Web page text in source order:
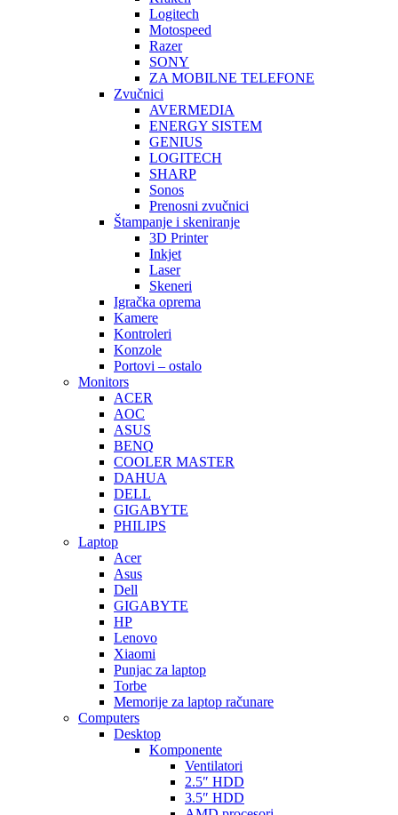
Logitech
Motospeed
Razer
SONY
ZA MOBILNE TELEFONE
Zvučnici
AVERMEDIA
ENERGY SISTEM
GENIUS
LOGITECH
SHARP
Sonos
Prenosni zvučnici
Štampanje i skeniranje
3D Printer
Inkjet
Laser
Skeneri
Igračka oprema
Kamere
Kontroleri
Konzole
Portovi – ostalo
Monitors
ACER
AOC
ASUS
BENQ
COOLER MASTER
DAHUA
DELL
GIGABYTE
PHILIPS
Laptop
Acer
Asus
Dell
GIGABYTE
HP
Lenovo
Xiaomi
Punjac za laptop
Torbe
Memorije za laptop računare
Computers
Desktop
Komponente
Ventilatori
2.5″ HDD
3.5″ HDD